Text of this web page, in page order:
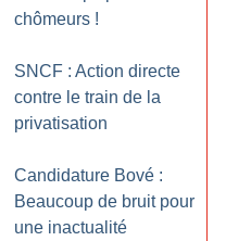
chômeurs !
SNCF : Action directe
contre le train de la
privatisation
Candidature Bové :
Beaucoup de bruit pour
une inactualité